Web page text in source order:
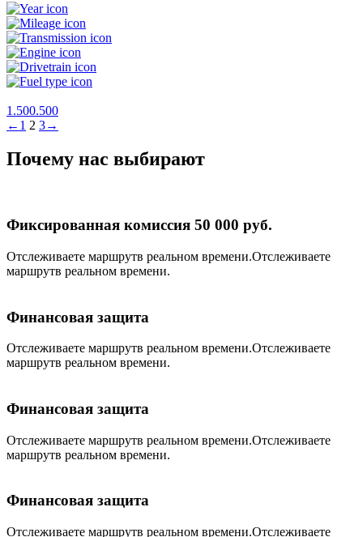
1.500.500
← 1 2 3→
Почему нас выбирают
Фиксированная комиссия 50 000 руб.
Отслеживаете маршрутв реальном времени.Отслеживаете
маршрутв реальном времени.
Финансовая защита
Отслеживаете маршрутв реальном времени.Отслеживаете
маршрутв реальном времени.
Финансовая защита
Отслеживаете маршрутв реальном времени.Отслеживаете
маршрутв реальном времени.
Финансовая защита
Отслеживаете маршрутв реальном времени.Отслеживаете